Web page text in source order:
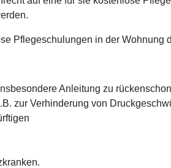
Pflegeschulungen in der Wohnung
Anleitung zu
zur Verhinderung von